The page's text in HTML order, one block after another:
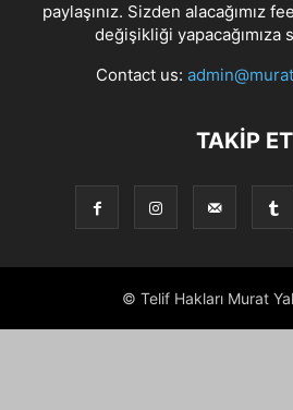
paylaşınız. Sizden alacağımız
değişikliği yapacağımıza
Contact us:
TAKIP ET
© Telif Hakları Murat